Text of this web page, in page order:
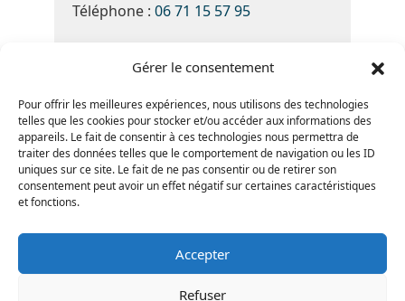
Gérer le consentement
Pour offrir les meilleures expériences, nous utilisons des technologies
telles que les cookies pour stocker et/ou accéder aux informations des
appareils. Le fait de consentir à ces technologies nous permettra de
traiter des données telles que le comportement de navigation ou les ID
uniques sur ce site. Le fait de ne pas consentir ou de retirer son
consentement peut avoir un effet négatif sur certaines caractéristiques
et fonctions.
Accepter
Refuser
Téléphone : 06 71 15 57 95
Du Lundi au Samedi de 8h30 à 19h30
Note Google :4.8 ★★★★★(basé sur
34 avis)